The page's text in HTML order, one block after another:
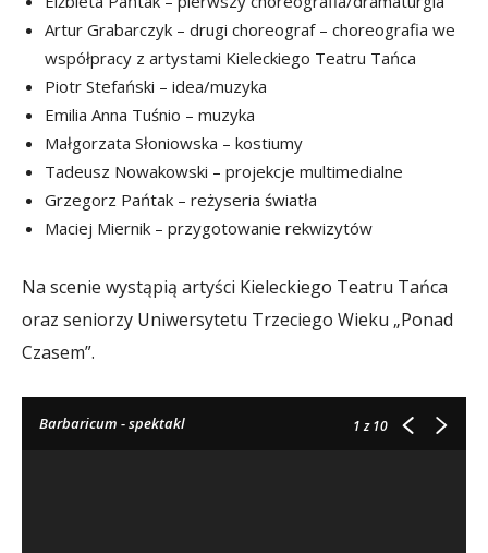
Artur Grabarczyk – drugi choreograf – choreografia we
współpracy z artystami Kieleckiego Teatru Tańca
Piotr Stefański – idea/muzyka
Emilia Anna Tuśnio – muzyka
Małgorzata Słoniowska – kostiumy
Tadeusz Nowakowski – projekcje multimedialne
Grzegorz Pańtak – reżyseria światła
Maciej Miernik – przygotowanie rekwizytów
Na scenie wystąpią artyści Kieleckiego Teatru Tańca
oraz seniorzy Uniwersytetu Trzeciego Wieku „Ponad
Czasem”.
Barbaricum - spektakl 1z 10